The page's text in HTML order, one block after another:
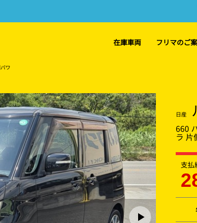
在庫車両 フリマのご
ワ
日産
660
ラ 片
支払